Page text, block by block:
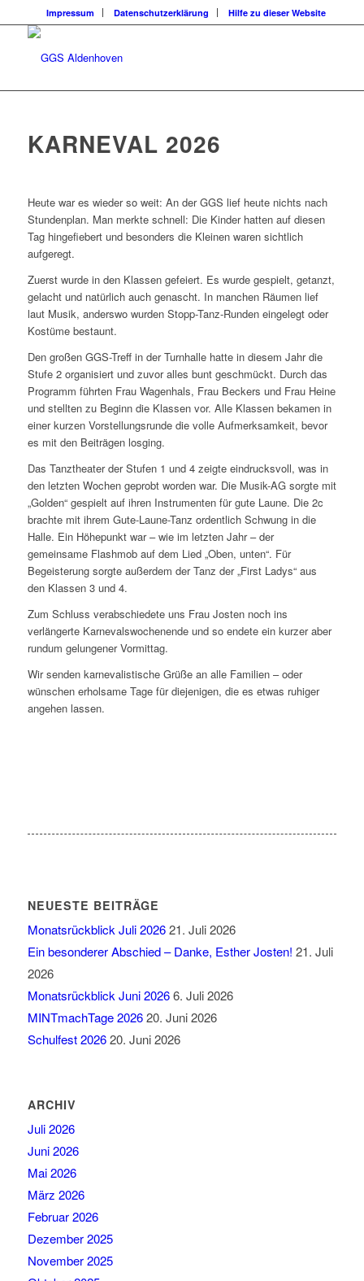
Impressum Datenschutzerklärung Hilfe zu dieser Website
KARNEVAL 2026
Heute war es wieder so weit: An der GGS lief heute nichts nach
Stundenplan. Man merkte schnell: Die Kinder hatten auf diesen
Tag hingefiebert und besonders die Kleinen waren sichtlich
aufgeregt.
Zuerst wurde in den Klassen gefeiert. Es wurde gespielt, getanzt,
gelacht und natürlich auch genascht. In manchen Räumen lief
laut Musik, anderswo wurden Stopp-Tanz-Runden eingelegt oder
Kostüme bestaunt.
Den großen GGS-Treff in der Turnhalle hatte in diesem Jahr die
Stufe 2 organisiert und zuvor alles bunt geschmückt. Durch das
Programm führten Frau Wagenhals, Frau Beckers und Frau Heine
und stellten zu Beginn die Klassen vor. Alle Klassen bekamen in
einer kurzen Vorstellungsrunde die volle Aufmerksamkeit, bevor
es mit den Beiträgen losging.
Das Tanztheater der Stufen 1 und 4 zeigte eindrucksvoll, was in
den letzten Wochen geprobt worden war. Die Musik-AG sorgte mit
„Golden“ gespielt auf ihren Instrumenten für gute Laune. Die 2c
brachte mit ihrem Gute-Laune-Tanz ordentlich Schwung in die
Halle. Ein Höhepunkt war – wie im letzten Jahr – der
gemeinsame Flashmob auf dem Lied „Oben, unten“. Für
Begeisterung sorgte außerdem der Tanz der „First Ladys“ aus
den Klassen 3 und 4.
Zum Schluss verabschiedete uns Frau Josten noch ins
verlängerte Karnevalswochenende und so endete ein kurzer aber
rundum gelungener Vormittag.
Wir senden karnevalistische Grüße an alle Familien – oder
wünschen erholsame Tage für diejenigen, die es etwas ruhiger
angehen lassen.
NEUESTE BEITRÄGE
Monatsrückblick Juli 2026 21. Juli 2026
Ein besonderer Abschied – Danke, Esther Josten! 21. Juli
2026
Monatsrückblick Juni 2026 6. Juli 2026
MINTmachTage 2026 20. Juni 2026
Schulfest 2026 20. Juni 2026
ARCHIV
Juli 2026
Juni 2026
Mai 2026
März 2026
Februar 2026
Dezember 2025
November 2025